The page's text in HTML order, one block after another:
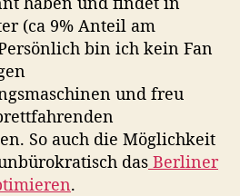
d
a
m
i
n
e
R
n
e
(ca 9% Anteil am
bin ich kein Fan
und freu
So auch die Möglichkeit
das Berliner
.